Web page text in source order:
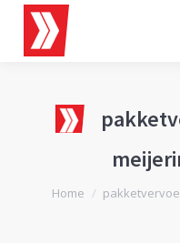
Je bent hier:
Home